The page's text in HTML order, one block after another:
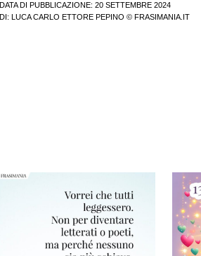
DATA DI PUBBLICAZIONE: 20 SETTEMBRE 2024
DI:
LUCA CARLO ETTORE PEPINO © FRASIMANIA.IT